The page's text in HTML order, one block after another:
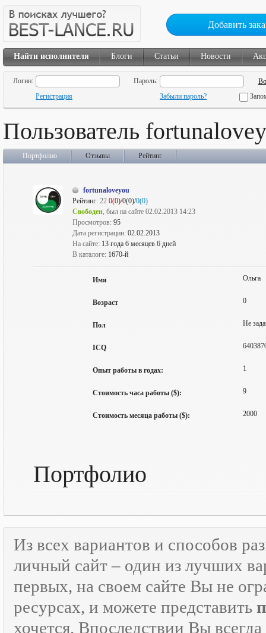
Добавить
Найти исполнителя Блоги Статьи Новости
Логин:
Пароль:
Регистрация
Забыли пароль?
Пользователь
Портфолио Отзывы Рейтинг
fortunaloveyou
Рейтинг: 22 0(0)/0(0)/0(0)
Свободен, был на сайте 02.02.2013 14:23
Просмотров: 95
Дата регистрации: 02.02.2013
На сайте: 13 года 6 месяцев 6 дней
В каталоге: 1670-й
Имя Ольга
Возраст 0
Пол Не
ICQ
Опыт работы в годах: 1
Стоимость часа работы ($): 9
Стоимость месяца работы ($): 2000
Портфолио
Из всех вариантов и способов
личный сайт – один из лучших
первых, на своем сайте Вы не
ресурсах, и можете представить
хочется. Впоследствии Вы